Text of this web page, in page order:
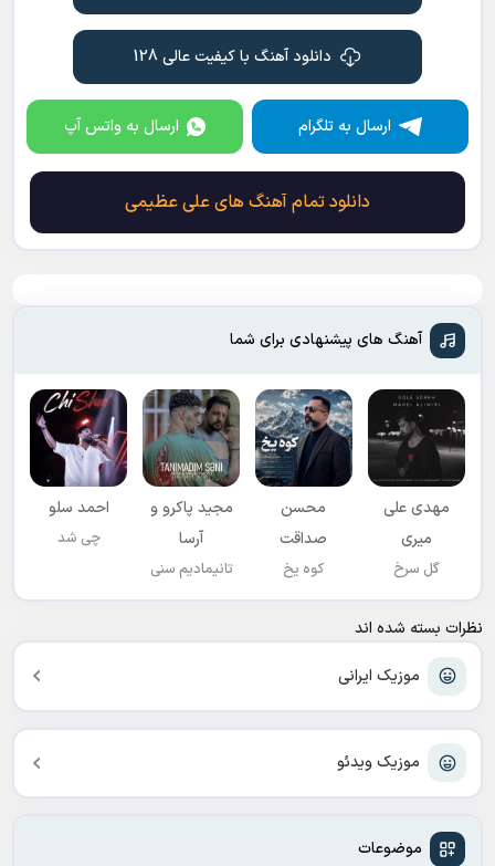
موزیک ایرانی
موزیک ویدئو
موضوعات
دانلود آهنگ با کیفیت عالی 128
ارسال به تلگرام ارسال به واتس آپ
دانلود تمام آهنگ های علی عظیمی
آهنگ های پیشنهادی برای شما
مهدی علی
میری
گل سرخ
محسن
صداقت
کوه یخ
مجید پاکرو و
آرسا
تانیمادیم سنی
احمد سلو
چی شد
نظرات بسته شده اند